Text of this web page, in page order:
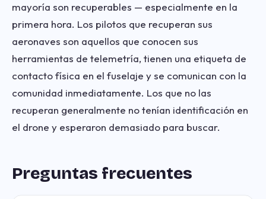
mayoría son recuperables — especialmente en la
primera hora. Los pilotos que recuperan sus
aeronaves son aquellos que conocen sus
herramientas de telemetría, tienen una etiqueta de
contacto física en el fuselaje y se comunican con la
comunidad inmediatamente. Los que no las
recuperan generalmente no tenían identificación en
el drone y esperaron demasiado para buscar.
Preguntas frecuentes